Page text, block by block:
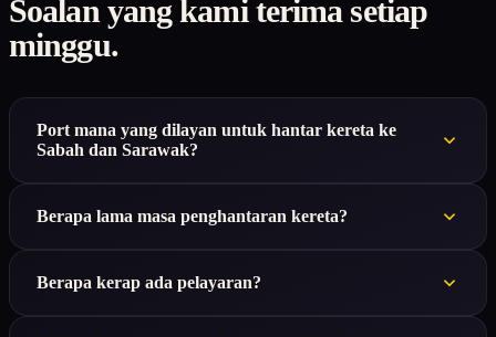
Soalan yang kami terima setiap
minggu.
Port mana yang dilayan untuk hantar kereta ke
Sabah dan Sarawak?
Berapa lama masa penghantaran kereta?
Berapa kerap ada pelayaran?